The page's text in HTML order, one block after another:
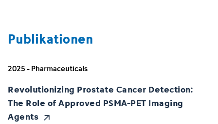
Publikationen
2025 - Pharmaceuticals
Revolutionizing Prostate Cancer Detection:
The Role of Approved PSMA-PET Imaging
Agents